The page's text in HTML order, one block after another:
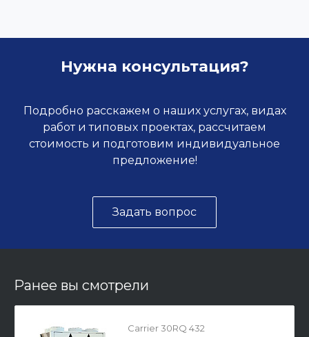
Нужна консультация?
Подробно расскажем о наших услугах, видах
работ и типовых проектах, рассчитаем
стоимость и подготовим индивидуальное
предложение!
Задать вопрос
Ранее вы смотрели
Carrier 30RQ 432